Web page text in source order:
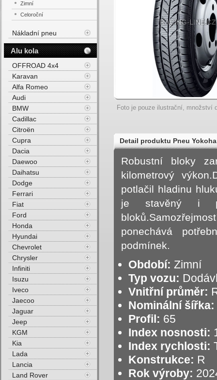
Foto je pouze ilustrační, množství
Detail produktu Pneu
6PR M+S 3PMSF 104T Zimní
Robustní bloky
kilometrový
potlačil hladinu
je stavěný i
ponechává
podmínek.
Období: Zimní
Typ vozu:
Vnitřní průměr:
Nominální šířka:
Profil: 65
Index nosnosti:
Index rychlosti:
Konstrukce: R
Rok výroby:
Zimní
Celoroční
Nákladní pneu
Alu kola
OFFROAD 4x4
Karavan
Alfa Romeo
Audi
BMW
Cadillac
Citroën
Cupra
Dacia
Daewoo
Daihatsu
Dodge
Ferrari
Fiat
Ford
Honda
Hyundai
Chevrolet
Chrysler
Infiniti
Isuzu
Iveco
Jaecoo
Jaguar
Jeep
KGM
Kia
Lada
Lancia
Land Rover